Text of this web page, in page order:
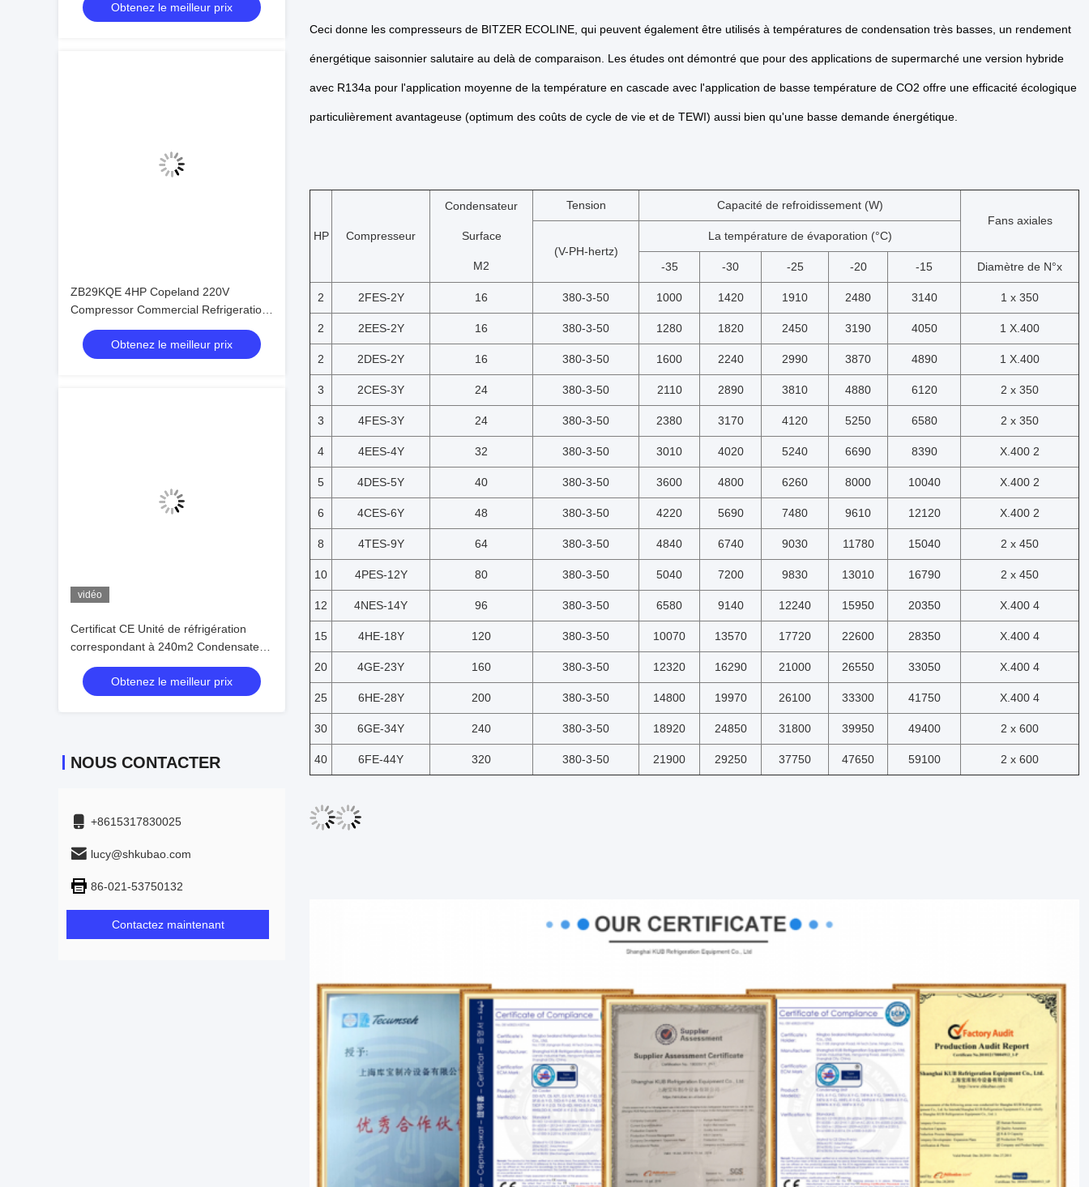
Refrigeration Unit
Obtenez le meilleur prix
ZB29KQE 4HP Copeland 220V
Compressor Commercial Refrigeration
Condensing Unit air Cooled Condenser
Unit for Cold Room
Obtenez le meilleur prix
vidéo
Certificat CE Unité de réfrigération
correspondant à 240m2 Condensateur
refroidi à l'air avec quatre ventilateurs
25HP Compresseur à piston Unité de
condensation Prix
Obtenez le meilleur prix
NOUS CONTACTER
+8615317830025
lucy@shkubao.com
86-021-53750132
Contactez maintenant
Ceci donne les compresseurs de BITZER ECOLINE, qui peuvent également être utilisés à températures de condensation très basses, un rendement
énergétique saisonnier salutaire au delà de comparaison. Les études ont démontré que pour des applications de supermarché une version hybride
avec R134a pour l'application moyenne de la température en cascade avec l'application de basse température de CO2 offre une efficacité écologique
particulièrement avantageuse (optimum des coûts de cycle de vie et de TEWI) aussi bien qu'une basse demande énergétique.
HP Compresseur
Condensateur
Surface
M2
Tension
Capacité de refroidissement (W)
Fans axiales
(V-PH-hertz)
La température de évaporation (°C)
-35 -30 -25 -20 -15 Diamètre de N°x
2 2FES-2Y 16 380-3-50 1000 1420 1910 2480 3140 1 x 350
2 2EES-2Y 16 380-3-50 1280 1820 2450 3190 4050 1 X.400
2 2DES-2Y 16 380-3-50 1600 2240 2990 3870 4890 1 X.400
3 2CES-3Y 24 380-3-50 2110 2890 3810 4880 6120 2 x 350
3 4FES-3Y 24 380-3-50 2380 3170 4120 5250 6580 2 x 350
4 4EES-4Y 32 380-3-50 3010 4020 5240 6690 8390 X.400 2
5 4DES-5Y 40 380-3-50 3600 4800 6260 8000 10040 X.400 2
6 4CES-6Y 48 380-3-50 4220 5690 7480 9610 12120 X.400 2
8 4TES-9Y 64 380-3-50 4840 6740 9030 11780 15040 2 x 450
10 4PES-12Y 80 380-3-50 5040 7200 9830 13010 16790 2 x 450
12 4NES-14Y 96 380-3-50 6580 9140 12240 15950 20350 X.400 4
15 4HE-18Y 120 380-3-50 10070 13570 17720 22600 28350 X.400 4
20 4GE-23Y 160 380-3-50 12320 16290 21000 26550 33050 X.400 4
25 6HE-28Y 200 380-3-50 14800 19970 26100 33300 41750 X.400 4
30 6GE-34Y 240 380-3-50 18920 24850 31800 39950 49400 2 x 600
40 6FE-44Y 320 380-3-50 21900 29250 37750 47650 59100 2 x 600